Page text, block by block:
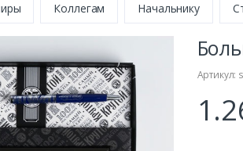
Коллегам Начальнику
Артикул: